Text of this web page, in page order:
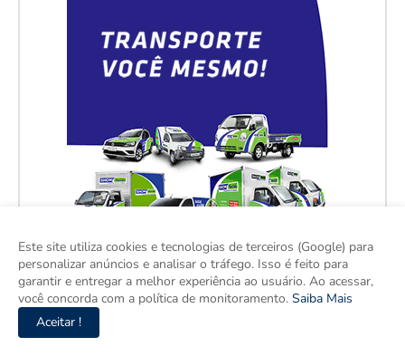
Este site utiliza cookies e tecnologias de terceiros (Google) para
personalizar anúncios e analisar o tráfego. Isso é feito para
garantir e entregar a melhor experiência ao usuário. Ao acessar,
você concorda com a política de monitoramento. Saiba Mais
Aceitar !